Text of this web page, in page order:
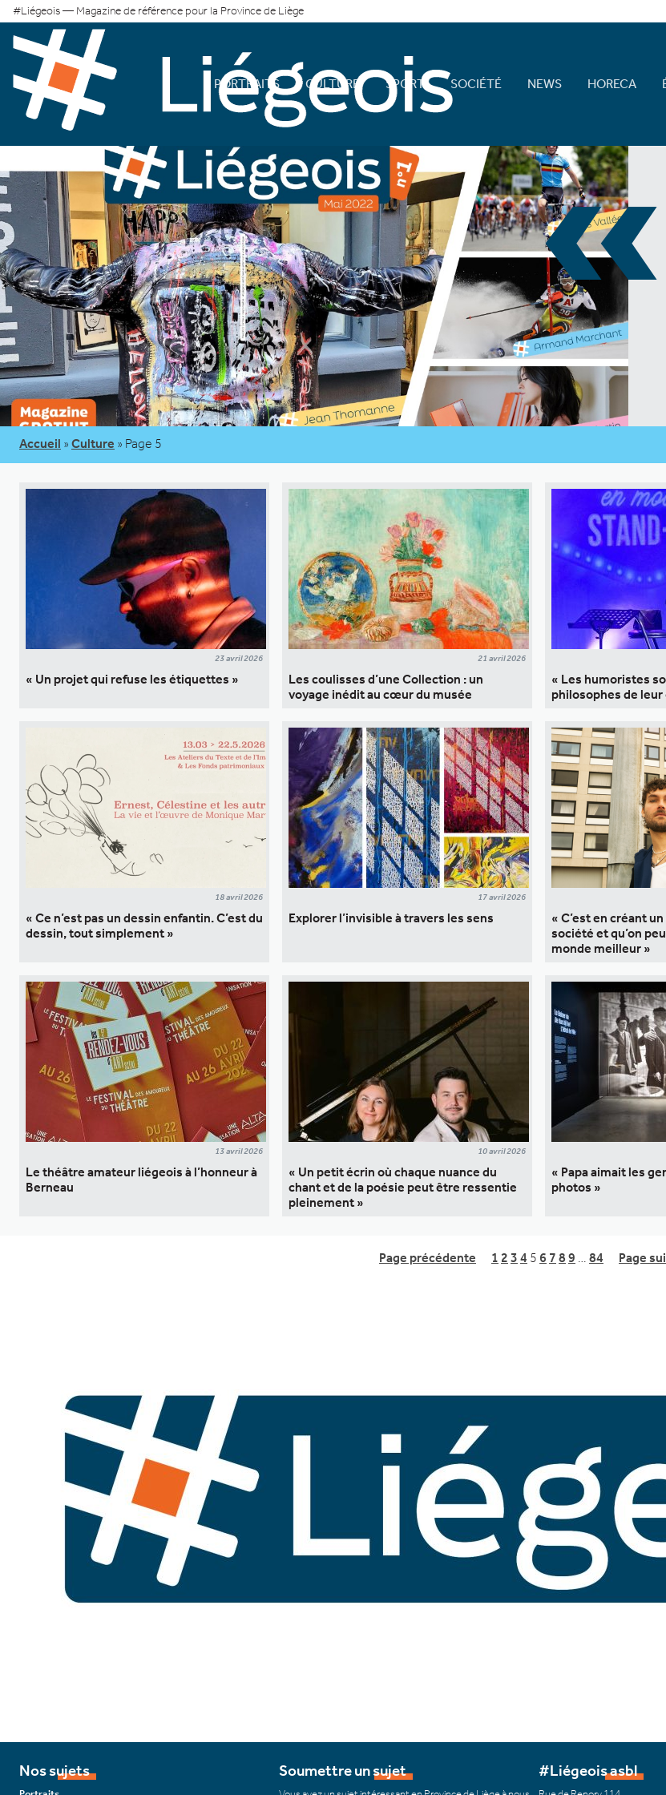
#Liégeois — Magazine de référence pour la Province de Liège
PORTRAITS CULTURE SPORT SOCIÉTÉ NEWS HORECA
«
Accueil » Culture » Page 5
23 avril 2026
« Un projet qui refuse les étiquettes »
21 avril 2026
Les coulisses d’une Collection : un
voyage inédit au cœur du musée
« Les humoristes
philosophes de leur
18 avril 2026
« Ce n’est pas un dessin enfantin. C’est du
dessin, tout simplement »
17 avril 2026
Explorer l’invisible à travers les sens
« C’est en créant
société et qu’on
monde meilleur »
13 avril 2026
Le théâtre amateur liégeois à l’honneur à
Berneau
10 avril 2026
« Un petit écrin où chaque nuance du
chant et de la poésie peut être ressentie
pleinement »
« Papa aimait les
photos »
Page précédente 1 2 3 4 5 6 7 8 9 … 84 Page
Nos sujets Soumettre un sujet #Liégeois asbl